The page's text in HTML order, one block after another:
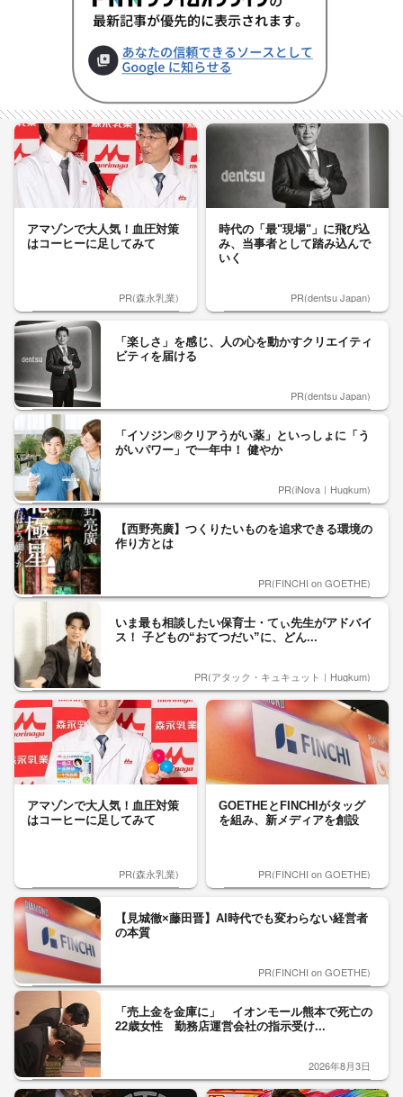
アマゾンで大人気！血圧対策
はコーヒーに足してみて
PR(森永乳業)
時代の「最"現場"」に飛び込
み、当事者として踏み込んで
いく
PR(dentsu Japan)
「楽しさ」を感じ、人の心を動かすクリエイティ
ビティを届ける
PR(dentsu Japan)
「イソジン®クリアうがい薬」といっしょに「う
がいパワー」で一年中！ 健やか
PR(iNova｜Hugkum)
【西野亮廣】つくりたいものを追求できる環境の
作り方とは
PR(FINCHI on GOETHE)
いま最も相談したい保育士・てぃ先生がアドバイ
ス！ 子どもの“おてつだい”に、どん...
PR(アタック・キュキュット｜Hugkum)
アマゾンで大人気！血圧対策
はコーヒーに足してみて
PR(森永乳業)
GOETHEとFINCHIがタッグ
を組み、新メディアを創設
PR(FINCHI on GOETHE)
【見城徹×藤田晋】AI時代でも変わらない経営者
の本質
PR(FINCHI on GOETHE)
「売上金を金庫に」 イオンモール熊本で死亡の
22歳女性 勤務店運営会社の指示受け...
2026年8月3日